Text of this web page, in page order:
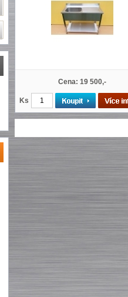
Cena: 19 500,-
Ks